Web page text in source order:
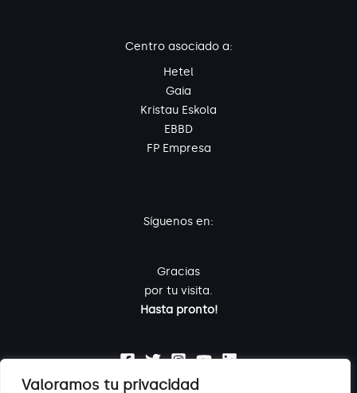
Valoramos tu privacidad
Centro asociado a:
Hetel
Gaia
Kristau Eskola
EBBD
FP Empresa
Síguenos en:
Gracias
por tu visita.
Hasta pronto!